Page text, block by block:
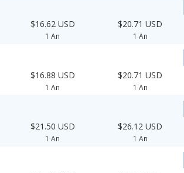
$16.62 USD
1 An
$20.71 USD
1 An
$16.88 USD
1 An
$20.71 USD
1 An
$21.50 USD
1 An
$26.12 USD
1 An